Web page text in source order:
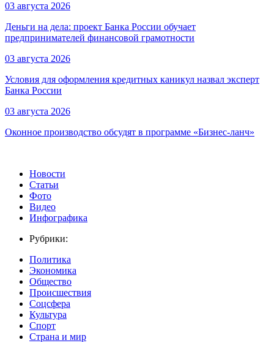
03 августа 2026
Деньги на дела: проект Банка России обучает
предпринимателей финансовой грамотности
03 августа 2026
Условия для оформления кредитных каникул назвал эксперт
Банка России
03 августа 2026
Оконное производство обсудят в программе «Бизнес-ланч»
Новости
Статьи
Фото
Видео
Инфографика
Рубрики:
Политика
Экономика
Общество
Происшествия
Соцсфера
Культура
Спорт
Страна и мир